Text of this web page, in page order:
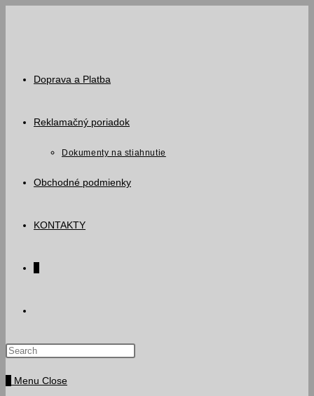
Doprava a Platba
Reklamačný poriadok
Dokumenty na stiahnutie
Obchodné podmienky
KONTAKTY
website
Menu Close